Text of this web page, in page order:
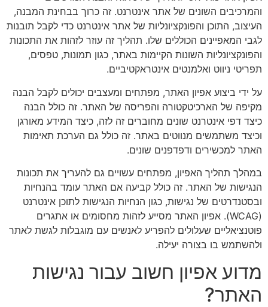
והמרכיבים השונים של אתר אינטרנט. זה כרוך בבחינת המבנה,
העיצוב, התוכן והפונקציונליות של אתר אינטרנט כדי לקבל תובנות
לגבי המאפיינים הכוללים שלו. תהליך זה עוזר לזהות את התכונות
והפונקציונליות השונות הקיימות באתר, כגון תמונות, טפסים,
תפריטי ניווט ואלמנטים אינטראקטיביים.
על ידי ביצוע אפיון האתר, מפתחים ומעצבים יכולים לקבל הבנה
מקיפה של הארכיטקטורה והפריסה של האתר. זה כולל הבנה
כיצד דפי אינטרנט שונים מחוברים זה לזה, כיצד המידע מאורגן
וכיצד משתמשים מנווטים באתר. זה כולל גם הערכת תאימות
האתר למכשירים ודפדפנים שונים.
במהלך תהליך האפיון, מפתחים עשויים גם להעריך את תכונות
הנגישות של האתר. זה כולל קביעה אם האתר עומד בהנחיות
ובסטנדרטים של נגישות, כגון הנחיות הנגישות לתוכן אינטרנט
(WCAG). אפיון האתר מסייע לזהות מחסומים או אתגרים
פוטנציאליים שעלולים להפריע לאנשים עם מוגבלות לגשת לאתר
ולהשתמש בו בצורה יעילה.
מדוע אפיון חשוב עבור נגישות
האתר?